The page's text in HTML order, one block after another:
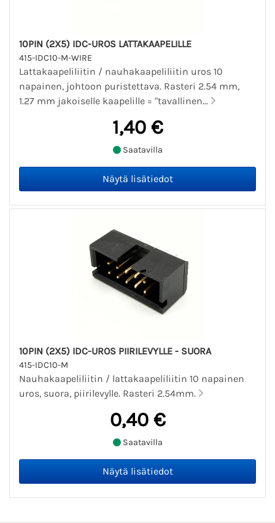
10PIN (2X5) IDC-UROS LATTAKAAPELILLE
415-IDC10-M-WIRE
Lattakaapeliliitin / nauhakaapeliliitin uros 10
napainen, johtoon puristettava. Rasteri 2.54 mm,
1.27 mm jakoiselle kaapelille = "tavallinen...
1,40 €
Saatavilla
10PIN (2X5) IDC-UROS PIIRILEVYLLE - SUORA
415-IDC10-M
Nauhakaapeliliitin / lattakaapeliliitin 10 napainen
uros, suora, piirilevylle. Rasteri 2.54mm.
0,40 €
Saatavilla